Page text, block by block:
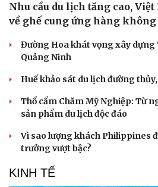
Nhu cầu du lịch tăng cao,
về ghế cung ứng hàng không
Đường Hoa khát vọng xây dựng
Quảng Ninh
Huế khảo sát du lịch đường
Thổ cẩm Chăm Mỹ Nghiệp: Từ
sản phẩm du lịch độc đáo
Vì sao lượng khách Philippines
trưởng vượt bậc?
KINH TẾ